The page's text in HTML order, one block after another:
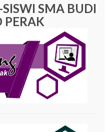
SMA BUDI
PERAK